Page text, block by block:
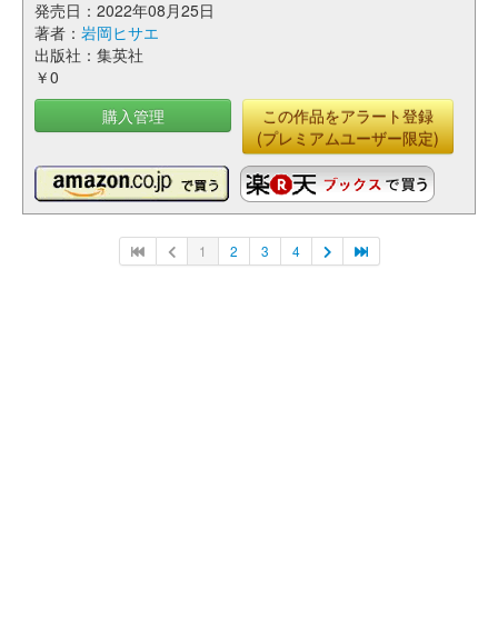
発売日：2022年08月25日
著者： 岩岡ヒサエ
出版社：集英社
￥0
購入管理
この作品をアラート登録
(プレミアムユーザー限定)
1 2 3 4